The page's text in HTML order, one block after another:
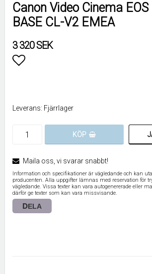
Canon Video Cinema
BASE CL-V2 EMEA
3 320 SEK
Leverans: Fjärrlager
KÖP
Maila oss, vi svarar snabbt!
Information och specifikationer är vägledande och kan
producenten. Alla uppgifter lämnas med reservation för
vägledande. Vissa texter kan vara autogenererade eller
därför ge texter som kan vara missvisande.
DELA